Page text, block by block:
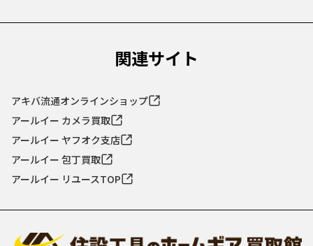
関連サイト
アキバ流通オンラインショップ
アールイー カメラ買取
アールイー ヤフオク支店
アールイー 包丁買取
アールイー リユースTOP